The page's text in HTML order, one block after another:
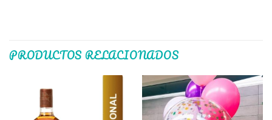
PRODUCTOS RELACIONADOS